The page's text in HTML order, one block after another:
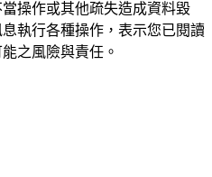
操作或其他疏失造成資料毀
執行各種操作，表示您已閱讀
之風險與責任。